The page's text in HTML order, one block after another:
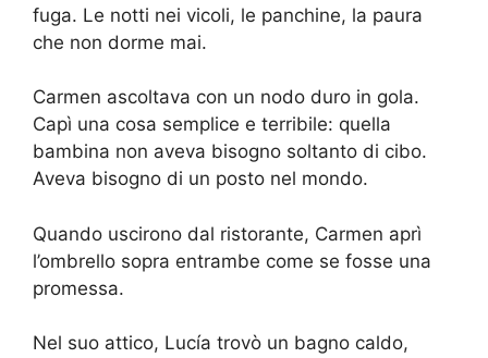
fuga. Le notti nei vicoli, le panchine, la paura
che non dorme mai.
Carmen ascoltava con un nodo duro in gola.
Capì una cosa semplice e terribile: quella
bambina non aveva bisogno soltanto di cibo.
Aveva bisogno di un posto nel mondo.
Quando uscirono dal ristorante, Carmen aprì
l’ombrello sopra entrambe come se fosse una
promessa.
Nel suo attico, Lucía trovò un bagno caldo,